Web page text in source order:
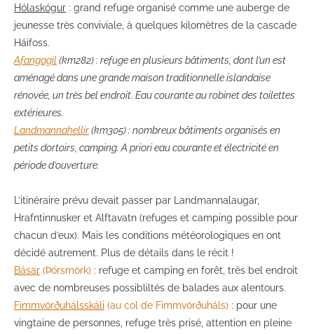
Hólaskógur : grand refuge organisé comme une auberge de
jeunesse très conviviale, à quelques kilomètres de la cascade
Háifoss.
Afangagil(km282) : refuge en plusieurs bâtiments, dont l’un est
aménagé dans une grande maison traditionnelle islandaise
rénovée, un très bel endroit. Eau courante au robinet des toilettes
extérieures.
Landmannahellir(km305) : nombreux bâtiments organisés en
petits dortoirs, camping. A priori eau courante et électricité en
période d’ouverture.
L’itinéraire prévu devait passer par Landmannalaugar,
Hrafntinnusker et Alftavatn (refuges et camping possible pour
chacun d’eux). Mais les conditions météorologiques en ont
décidé autrement. Plus de détails dans le récit !
Básar (Þórsmörk) : refuge et camping en forêt, très bel endroit
avec de nombreuses possibliltés de balades aux alentours.
Fimmvörðuhálsskáli (au col de Fimmvörðuháls) : pour une
vingtaine de personnes, refuge très prisé, attention en pleine